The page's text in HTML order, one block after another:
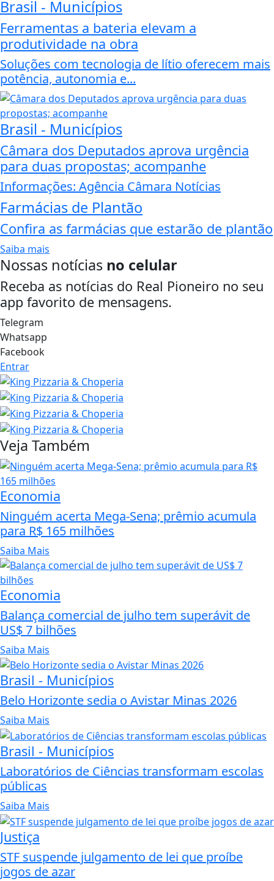
Brasil - Municípios
Ferramentas a bateria elevam a
produtividade na obra
Soluções com tecnologia de lítio oferecem mais
potência, autonomia e...
Brasil - Municípios
Câmara dos Deputados aprova urgência
para duas propostas; acompanhe
Informações: Agência Câmara Notícias
Farmácias de Plantão
Confira as farmácias que estarão de plantão
Saiba mais
Nossas notícias no celular
Receba as notícias do Real Pioneiro no seu
app favorito de mensagens.
Telegram
Whatsapp
Facebook
Entrar
Veja Também
Economia
Ninguém acerta Mega-Sena; prêmio acumula
para R$ 165 milhões
Saiba Mais
Economia
Balança comercial de julho tem superávit de
US$ 7 bilhões
Saiba Mais
Brasil - Municípios
Belo Horizonte sedia o Avistar Minas 2026
Saiba Mais
Brasil - Municípios
Laboratórios de Ciências transformam escolas
públicas
Saiba Mais
Justiça
STF suspende julgamento de lei que proíbe
jogos de azar